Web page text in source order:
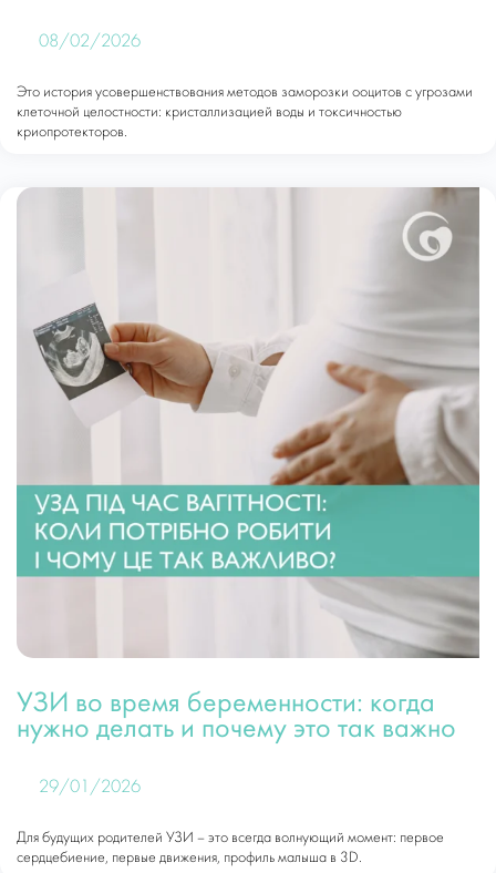
08/02/2026
Это история усовершенствования методов заморозки ооцитов с угрозами
клеточной целостности: кристаллизацией воды и токсичностью
криопротекторов.
УЗИ во время беременности: когда
нужно делать и почему это так важно
29/01/2026
Для будущих родителей УЗИ – это всегда волнующий момент: первое
сердцебиение, первые движения, профиль малыша в 3D.